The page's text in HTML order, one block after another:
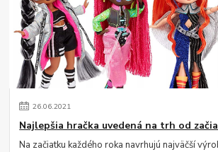
26.06.2021
Najlepšia hračka uvedená na trh od
Na začiatku každého roka navrhujú najväčší